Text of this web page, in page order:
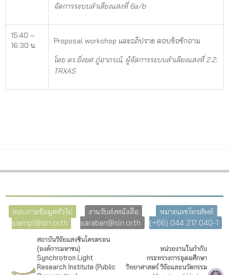
จัดการระบบลำเลียงแสงที่6a/b
15:40 –
16:30 น.
Proposal workshop และอภิปราย ตอบข้อซักถาม
โดย ดร.ยิ่งยศ ภู่อาภรณ์, ผู้จัดการระบบลำเลียงแสงที่ 2.2:
TRXAS
สอบถามข้อมูลทั่วไป :
siampl@slri.or.th
งานรับส่งหนังสือ :
saraban@slri.or.th
หมายเลขโทรศัพท์ :
(+66) 044 217 040-1
สถาบันวิจัยแสงซินโครตรอน
(องค์การมหาชน)
Synchrotron Light
Research Institute (Public
หน่วยงานในกำกับ
กระทรวงการอุดมศึกษา
วิทยาศาสตร์ วิจัยและนวัตกรรม